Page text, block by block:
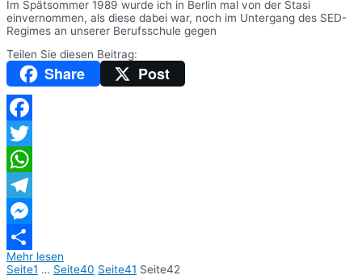
Im Spätsommer 1989 wurde ich in Berlin mal von der Stasi
einvernommen, als diese dabei war, noch im Untergang des SED-
Regimes an unserer Berufsschule gegen
Teilen Sie diesen Beitrag:
Share Post
Facebook
Twitter
WhatsApp
Telegram
Messenger
Teilen
Mehr lesen
Seite1 … Seite40 Seite41 Seite42